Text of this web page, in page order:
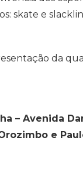
skate e
da
– Avenida
e